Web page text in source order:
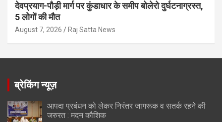
देवप्रयाग-पौड़ी मार्ग पर कुंडाधार के समीप बोलेरो दुर्घटनाग्रस्त,
5 लोगों की मौत
August 7, 2026 Raj Satta News
ब्रेकिंग न्यूज़
आपदा प्रबंधन को लेकर निरंतर जागरूक व सतर्क रहने की
जरुरत : मदन कौशिक